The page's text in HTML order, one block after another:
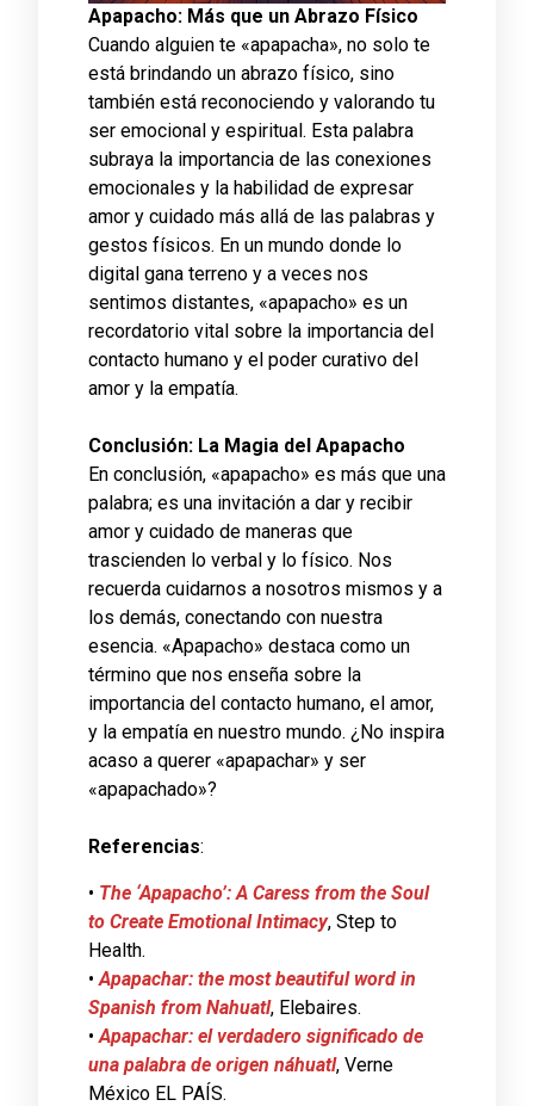
Apapacho: Más que un Abrazo Físico
Cuando alguien te «apapacha», no solo te
está brindando un abrazo físico, sino
también está reconociendo y valorando tu
ser emocional y espiritual. Esta palabra
subraya la importancia de las conexiones
emocionales y la habilidad de expresar
amor y cuidado más allá de las palabras y
gestos físicos. En un mundo donde lo
digital gana terreno y a veces nos
sentimos distantes, «apapacho» es un
recordatorio vital sobre la importancia del
contacto humano y el poder curativo del
amor y la empatía.
Conclusión: La Magia del Apapacho
En conclusión, «apapacho» es más que una
palabra; es una invitación a dar y recibir
amor y cuidado de maneras que
trascienden lo verbal y lo físico. Nos
recuerda cuidarnos a nosotros mismos y a
los demás, conectando con nuestra
esencia. «Apapacho» destaca como un
término que nos enseña sobre la
importancia del contacto humano, el amor,
y la empatía en nuestro mundo. ¿No inspira
acaso a querer «apapachar» y ser
«apapachado»?
Referencias:
• The ‘Apapacho’: A Caress from the Soul
to Create Emotional Intimacy, Step to
Health​​.
• Apapachar: the most beautiful word in
Spanish from Nahuatl, Elebaires​​.
• Apapachar: el verdadero significado de
una palabra de origen náhuatl, Verne
México EL PAÍS​​.